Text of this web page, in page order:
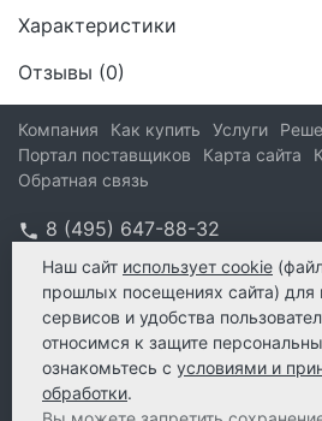
Характеристики
Отзывы (0)
Компания Как купить Услуги
Портал поставщиков
Карта сайта
Обратная связь
8 (495) 647-88-32
info@kform.ru
info@kform.ru
e-mail
Наш сайт использует cookie
прошлых посещениях сайта) для
сервисов и удобства
относимся к защите
ознакомьтесь с условиями и
обработки.